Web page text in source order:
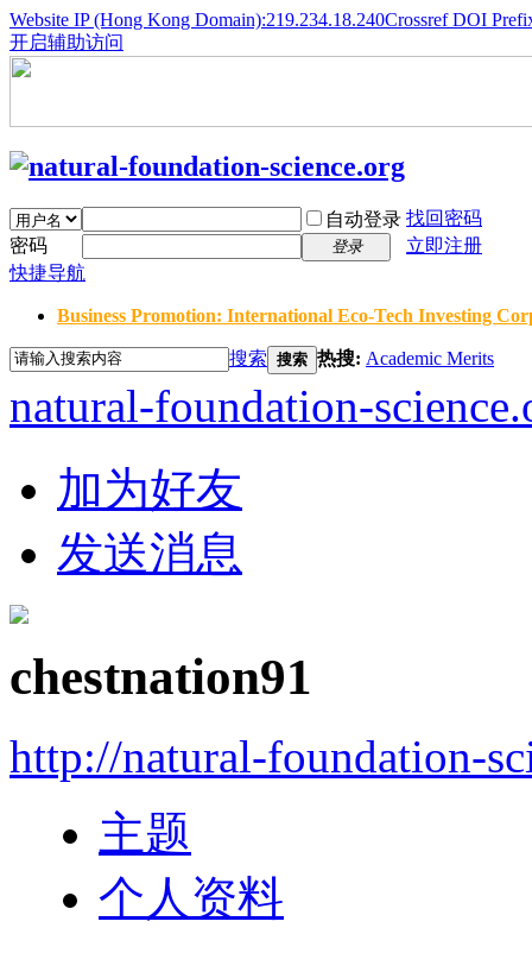
Website IP (Hong Kong Domain):219.234.18.240Crossref DOI
开启辅助访问
自动登录 找回密码
密码
登录
立即注册
快捷导航
Business Promotion: International Eco-Tech Investing
搜索 搜索 热搜: Academic Merits
natural-foundation-
加为好友
发送消息
chestnation91
http://natural-foundation-
主题
个人资料